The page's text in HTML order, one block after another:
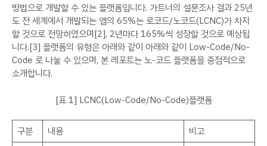
방법으로 개발할 수 있는 플랫폼입니다. 가트너의 설문조사 결과 25년
도 전 세계에서 개발되는 앱의 65%는 로코드/노코드(LCNC)가 차지
할 것으로 전망하였으며[2], 2년마다 165%씩 성장할 것으로 예상됩
니다.[3] 플랫폼의 유형은 아래와 같이 아래와 같이 Low-Code/No-
Code 로 나눌 수 있으며, 본 레포트는 노-코드 플랫폼을 중점적으로
소개합니다.
[표 1] LCNC(Low-Code/No-Code)플랫폼
구분 내용
비고